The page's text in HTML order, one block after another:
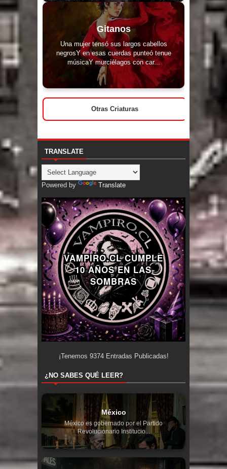
Gitanos
Una mujer tensó sus largos cabellos
negrosY en esas cuerdas punteó tenue
músicaY murciélagos con car...
Otras Criaturas
TRANSLATE
Powered by Translate
VAMPIRO.CL CUMPLE
10 AÑOS EN LAS
SOMBRAS
¡Tenemos 9374Entradas Publicadas!
¿NO SABES QUÉ LEER?
México
México es gobernado por el Partido
Revolucionario Institucio...